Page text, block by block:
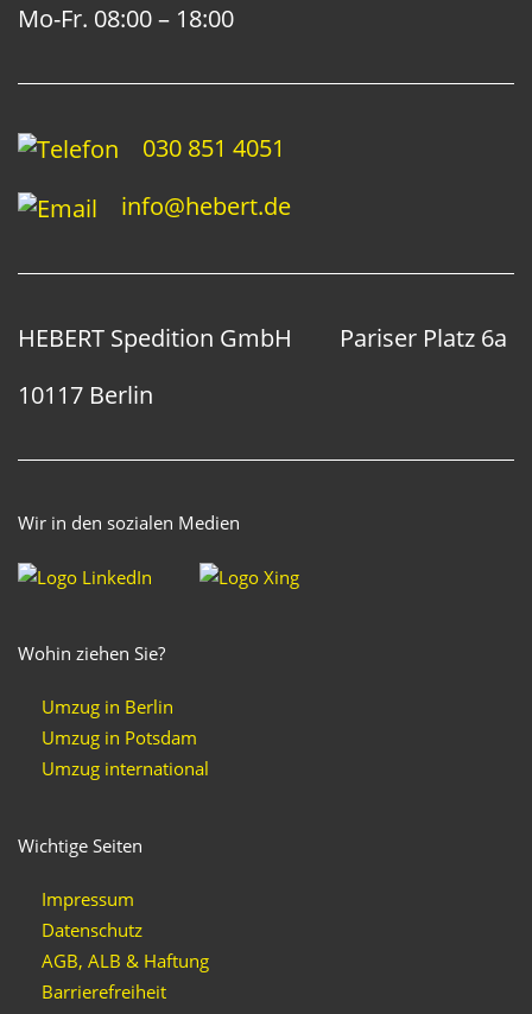
Mo-Fr. 08:00 – 18:00
030 851 4051
info@hebert.de
HEBERT Spedition GmbH
Pariser Platz 6a
10117 Berlin
Wir in den sozialen Medien
Wohin ziehen Sie?
Umzug in Berlin
Umzug in Potsdam
Umzug international
Wichtige Seiten
Impressum
Datenschutz
AGB, ALB & Haftung
Barrierefreiheit